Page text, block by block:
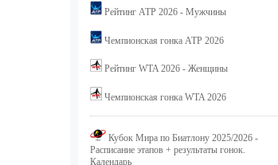
Рейтинг ATP 2026 - Мужчины
Чемпионская гонка ATP 2026
Рейтинг WTA 2026 - Женщины
Чемпионская гонка WTA 2026
Кубок Мира по Биатлону 2025/2026 -
Расписание этапов + результаты гонок.
Календарь